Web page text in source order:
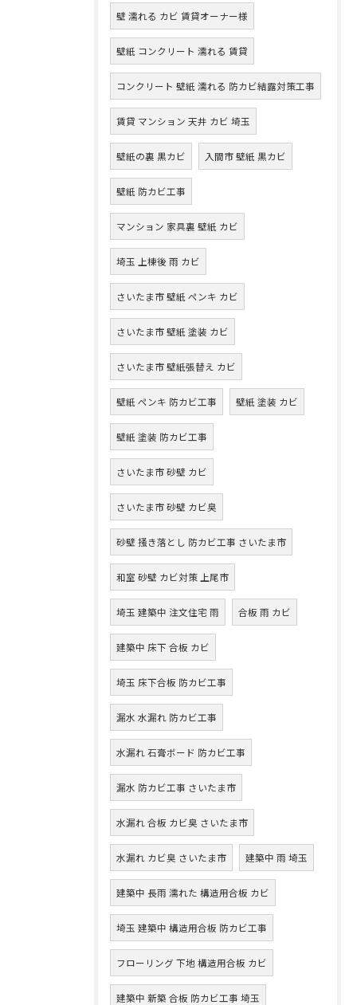
壁 濡れる カビ 賃貸オーナー様
壁紙 コンクリート 濡れる 賃貸
コンクリート 壁紙 濡れる 防カビ結露対策工事
賃貸 マンション 天井 カビ 埼玉
壁紙の裏 黒カビ 入間市 壁紙 黒カビ
壁紙 防カビ工事
マンション 家具裏 壁紙 カビ
埼玉 上棟後 雨 カビ
さいたま市 壁紙 ペンキ カビ
さいたま市 壁紙 塗装 カビ
さいたま市 壁紙張替え カビ
壁紙 ペンキ 防カビ工事 壁紙 塗装 カビ
壁紙 塗装 防カビ工事
さいたま市 砂壁 カビ
さいたま市 砂壁 カビ臭
砂壁 掻き落とし 防カビ工事 さいたま市
和室 砂壁 カビ対策 上尾市
埼玉 建築中 注文住宅 雨 合板 雨 カビ
建築中 床下 合板 カビ
埼玉 床下合板 防カビ工事
漏水 水漏れ 防カビ工事
水漏れ 石膏ボード 防カビ工事
漏水 防カビ工事 さいたま市
水漏れ 合板 カビ臭 さいたま市
水漏れ カビ臭 さいたま市 建築中 雨 埼玉
建築中 長雨 濡れた 構造用合板 カビ
埼玉 建築中 構造用合板 防カビ工事
フローリング 下地 構造用合板 カビ
建築中 新築 合板 防カビ工事 埼玉